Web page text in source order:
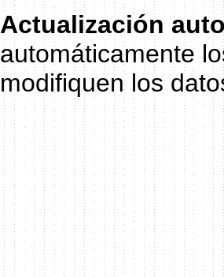
Actualización
automáticamente
modifiquen los